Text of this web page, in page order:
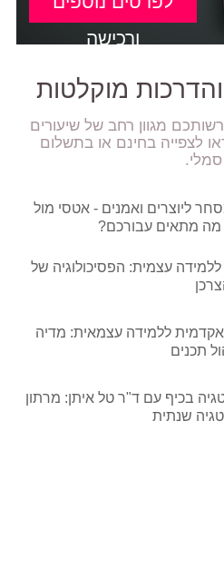
ורכישה
מוקלטות
מגוון רחב של שיעורים
לצפייה בחינם או בתשלום
סמלי.
ליוצרים ואמנים - אטסי מול
- מה מתאים עבורכם?
עצמית: הפסיכולוגיה של
ללמידה עצמאית: מדיה
תכנים
בכיף עם ד"ר טל איתן: מרתון
שנתית